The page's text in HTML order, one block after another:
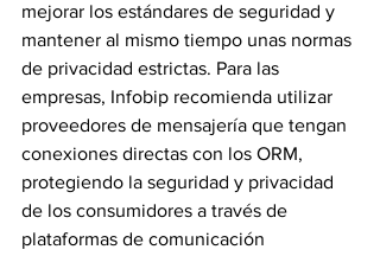
mejorar los estándares de seguridad y
mantener al mismo tiempo unas normas
de privacidad estrictas. Para las
empresas, Infobip recomienda utilizar
proveedores de mensajería que tengan
conexiones directas con los ORM,
protegiendo la seguridad y privacidad
de los consumidores a través de
plataformas de comunicación